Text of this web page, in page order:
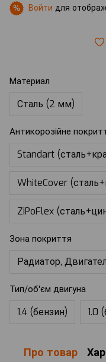
% Войти для
Материал
Сталь (2 мм)
Антикорозійне
Standart
WhiteCover
ZiPoFlex
Зона покриття
Радиатор,
Тип/об'єм двигуна
1.4 (бензин) 1.0
Про товар